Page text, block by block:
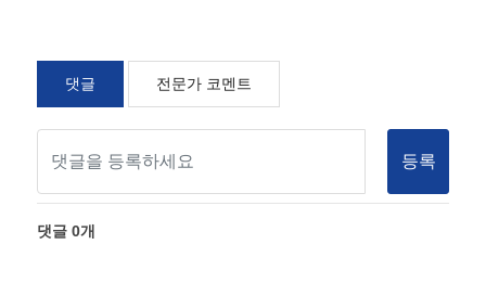
댓글 전문가 코멘트
등록
댓글0개